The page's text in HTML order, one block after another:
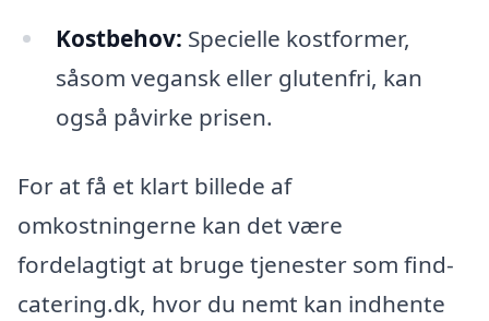
Kostbehov: Specielle kostformer,
såsom vegansk eller glutenfri, kan
også påvirke prisen.
For at få et klart billede af
omkostningerne kan det være
fordelagtigt at bruge tjenester som find-
catering.dk, hvor du nemt kan indhente